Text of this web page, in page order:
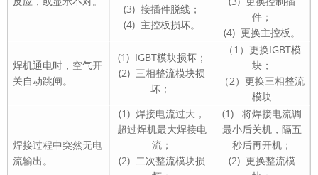
(3) 接插件脱线；
(4) 主控板损坏。
件；
(4) 更换主控板。
焊机通电时，空气开
关自动跳闸。
(1) IGBT模块损坏；
(2) 三相整流模块损
坏；
（1）更换IGBT模
块；
（2）更换三相整流
模块
焊接过程中突然无电
流输出。
(1) 焊接电流过大，
超过焊机最大焊接电
流；
(2) 二次整流模块损
(1) 将焊接电流调
最小后关机，隔五
秒后再开机；
(2) 更换整流模